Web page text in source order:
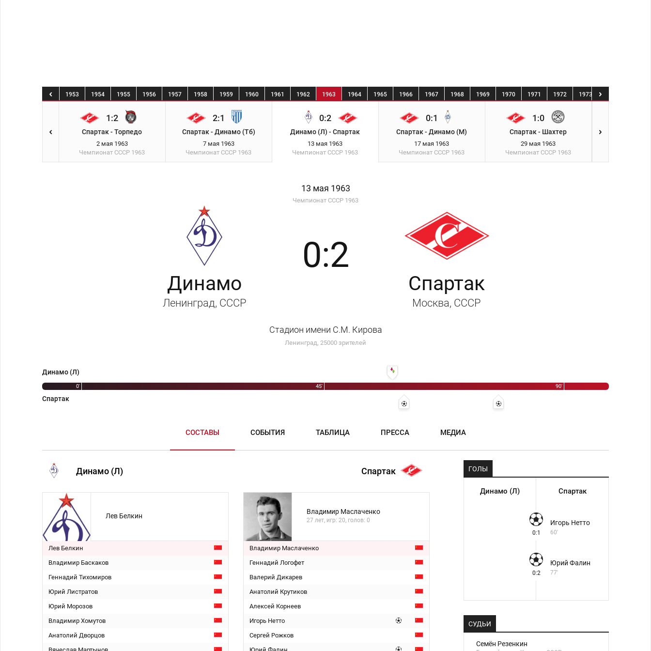
1952 1953 1954 1955 1956 1957 1958 1959 1960 1961 1962 1963 1964 1965 1966 1967 1968 1969 1970 1971 1972 1973
1:2
Спартак - Торпедо
2 мая 1963
Чемпионат СССР 1963
2:1
Спартак - Динамо (Тб)
7 мая 1963
Чемпионат СССР 1963
0:2
Динамо (Л) - Спартак
13 мая 1963
Чемпионат СССР 1963
0:1
Спартак - Динамо (М)
17 мая 1963
Чемпионат СССР 1963
1:0
Спартак - Шахтер
29 мая 1963
Чемпионат СССР 1963
13 мая 1963
Чемпионат СССР 1963
Динамо
Ленинград, СССР
0:2
Спартак
Москва, СССР
Стадион имени С.М. Кирова
Ленинград, 25000 зрителей
0' 45' 90'
Динамо (Л)
Спартак
СОСТАВЫ СОБЫТИЯ ТАБЛИЦА ПРЕССА МЕДИА
Динамо (Л) Спартак
Лев Белкин
Лев Белкин
Владимир Баскаков
Геннадий Тихомиров
Юрий Листратов
Юрий Морозов
Владимир Хомутов
Анатолий Дворцов
Владимир Маслаченко
27 лет, игр: 20, голов: 0
Владимир Маслаченко
Геннадий Логофет
Валерий Дикарев
Анатолий Крутиков
Алексей Корнеев
Игорь Нетто
Сергей Рожков
ГОЛЫ
Динамо (Л) Спартак
0:1
Игорь Нетто
60'
0:2
Юрий Фалин
77'
СУДЬИ
Семён Резенкин